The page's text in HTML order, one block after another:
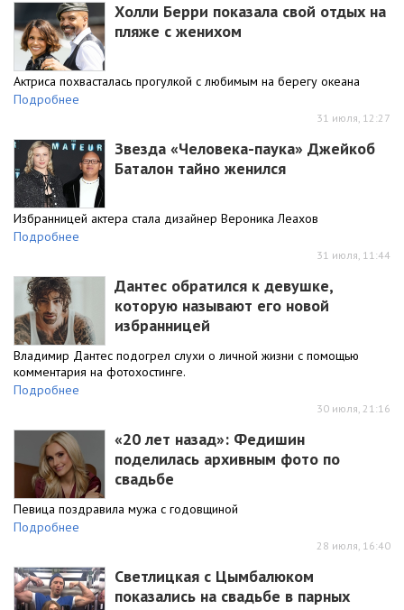
Холли Берри показала свой отдых на
пляже с женихом
Актриса похвасталась прогулкой с любимым на берегу океана
Подробнее
31 июля, 12:27
Звезда «Человека-паука» Джейкоб
Баталон тайно женился
Избранницей актера стала дизайнер Вероника Леахов
Подробнее
31 июля, 11:44
Дантес обратился к девушке,
которую называют его новой
избранницей
Владимир Дантес подогрел слухи о личной жизни с помощью
комментария на фотохостинге.
Подробнее
30 июля, 21:16
«20 лет назад»: Федишин
поделилась архивным фото по
свадьбе
Певица поздравила мужа с годовщиной
Подробнее
28 июля, 16:40
Светлицкая с Цымбалюком
показались на свадьбе в парных